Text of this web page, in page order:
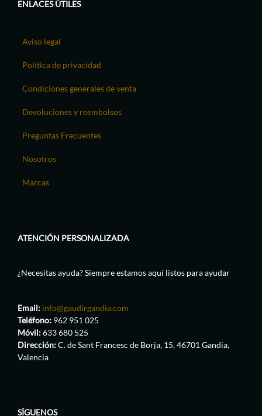
ENLACES ÚTILES
Aviso legal
Política de privacidad
Condiciones generales de venta
Devoluciones y reembolsos
Preguntas Frecuentes
Nosotros
Marcas
ATENCIÓN PERSONALIZADA
¿Necesitas ayuda? Siempre estamos aquí listos para ayudar
Email: info@gaudirgandia.com
Teléfono: 962 951 025
Móvil:633 680 525
Dirección:C. de Sant Francesc de Borja, 15, 46701 Gandia,
Valencia
SÍGUENOS